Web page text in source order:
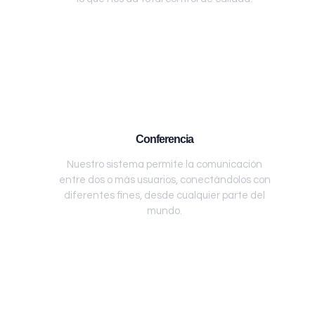
Conferencia
Nuestro sistema permite la comunicación
entre dos o más usuarios, conectándolos con
diferentes fines, desde cualquier parte del
mundo.